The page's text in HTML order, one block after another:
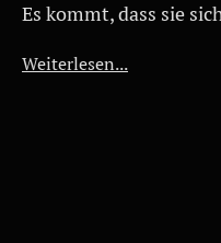
Es kommt, dass sie
Weiterlesen...